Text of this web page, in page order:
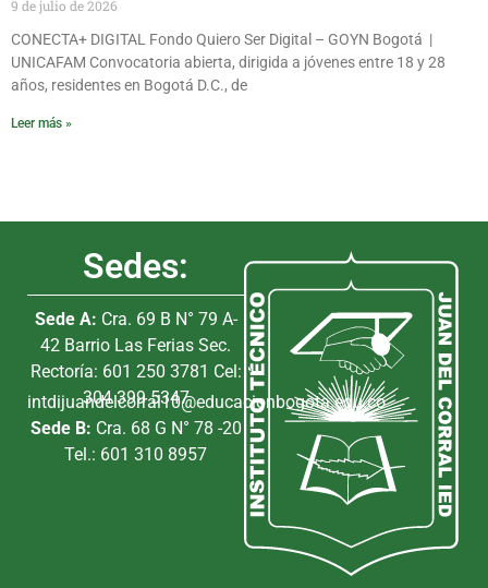
9 de julio de 2026
CONECTA+ DIGITAL Fondo Quiero Ser Digital – GOYN Bogotá |
UNICAFAM Convocatoria abierta, dirigida a jóvenes entre 18 y 28
años, residentes en Bogotá D.C., de
Leer más »
Sedes:
Sede A: Cra. 69 B N° 79 A-
42 Barrio Las Ferias Sec.
Rectoría: 601 250 3781 Cel:
304 399 5347
intdijuandelcorral10@educacionbogota.edu.co
Sede B: Cra. 68 G N° 78 -20
Tel.: 601 310 8957